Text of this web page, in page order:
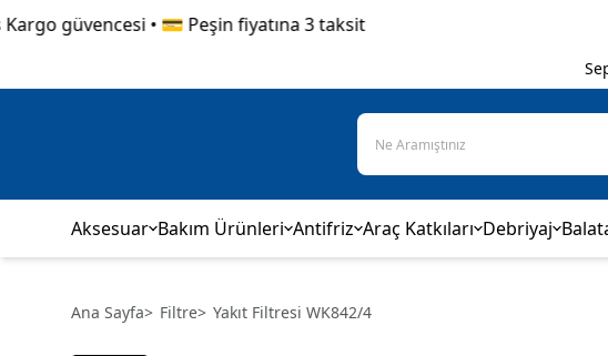
güvencesi • 💳 Peşin fiyatına 3 taksit
Aksesuar Bakım Ürünleri Antifriz Araç Katkıları Debriyaj
Ana Sayfa> Filtre> Yakıt Filtresi WK842/4